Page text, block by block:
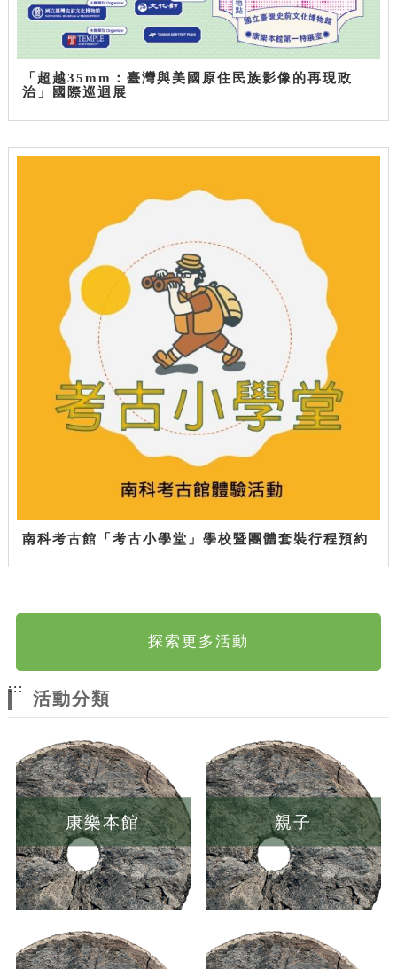
「超越35mm：臺灣與美國原住民族影像的再現政
治」國際巡迴展
南科考古館「考古小學堂」學校暨團體套裝行程預約
探索更多活動
:::
活動分類
康樂本館 親子